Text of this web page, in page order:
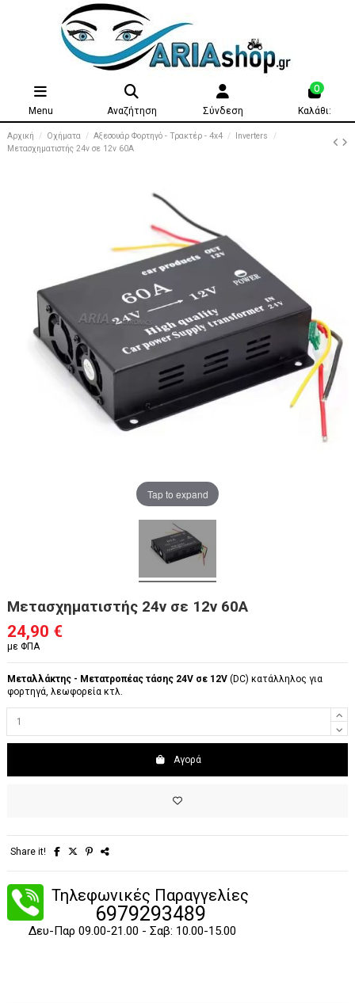
Menu Αναζήτηση Σύνδεση
0
Καλάθι:
Αρχική Οχήματα Αξεσουάρ Φορτηγό - Τρακτέρ - 4x4
Inverters
Μετασχηματιστής 24v σε 12v 60A
Tap to expand
Μετασχηματιστής 24v σε 12v 60A
24,90 €
με ΦΠΑ
Μεταλλάκτης - Μετατροπέας τάσης 24V σε 12V (DC) κατάλληλος για
φορτηγά, λεωφορεία κτλ.
Αγορά
Share it!
Τηλεφωνικές Παραγγελίες
6979293489
Δευ-Παρ 09.00-21.00 - Σαβ: 10.00-15.00